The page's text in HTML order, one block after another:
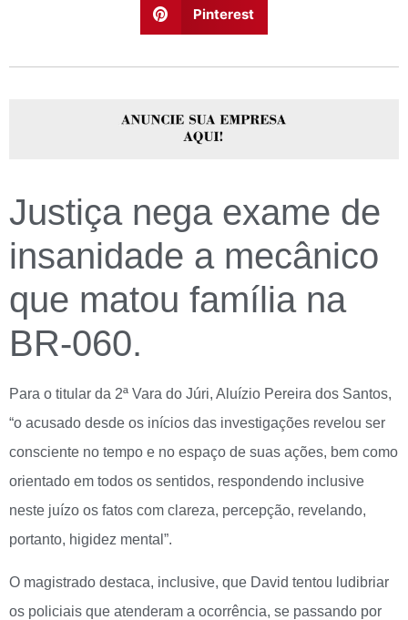
Pinterest
Justiça nega exame de
insanidade a mecânico
que matou família na
BR-060.
Para o titular da 2ª Vara do Júri, Aluízio Pereira dos Santos,
“o acusado desde os inícios das investigações revelou ser
consciente no tempo e no espaço de suas ações, bem como
orientado em todos os sentidos, respondendo inclusive
neste juízo os fatos com clareza, percepção, revelando,
portanto, higidez mental”.
O magistrado destaca, inclusive, que David tentou ludibriar
os policiais que atenderam a ocorrência, se passando por